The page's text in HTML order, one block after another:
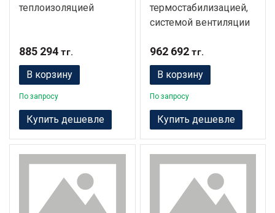
теплоизоляцией
885 294 тг.
В корзину
По запросу
Купить дешевле
термостабилизацией,
системой вентиляции
962 692тг.
В корзину
По запросу
Купить дешевле